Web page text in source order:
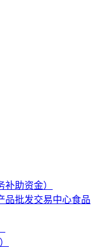
助资金）
品批发交易中心食品